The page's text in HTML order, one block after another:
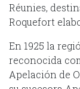
Réunies,
Roquefort
En 1925 la
reconocida
Apelación de